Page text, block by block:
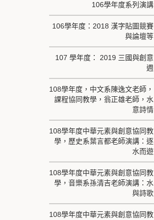
106學年度系列演講
106學年度：2018 漢字貼圖競賽
與論壇等
107 學年度： 2019 三國與創意
週
108學年度，中文系陳逸文老師，
課程協同教學，翁正雄老師，水
意詩情
108學年度中華元素與創意協同教
學，歷史系葉言都老師演講：逐
水而遊
108學年度中華元素與創意協同教
學，音樂系孫清吉老師演講：水
與詩歌
108學年度中華元素與創意協同教